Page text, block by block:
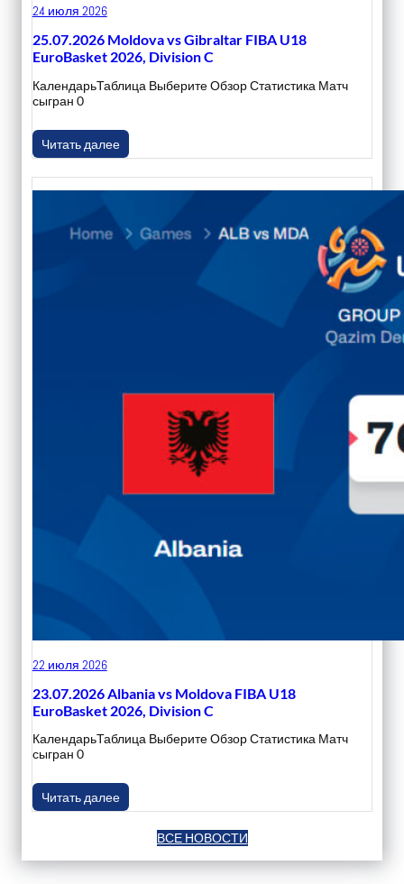
24 июля 2026
25.07.2026 Moldova vs Gibraltar FIBA U18
EuroBasket 2026, Division C
КалендарьТаблица Выберите Обзор Статистика Матч
сыгран 0
Читать далее
22 июля 2026
23.07.2026 Albania vs Moldova FIBA U18
EuroBasket 2026, Division C
КалендарьТаблица Выберите Обзор Статистика Матч
сыгран 0
Читать далее
ВСЕ НОВОСТИ